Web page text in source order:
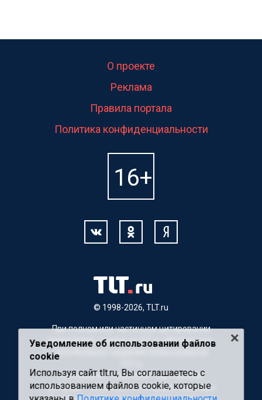
© 1998-2026, TLT.ru
О проекте
Реклама
Правила портала
Политика конфиденциальности
При полном или частичном цитировании
материалов, ссылка на TLT.ru обязательна.
Для Интернет-изданий гиперссылка на
Материалы с пометкой "Партнерский
материал" публикуются на правах рекламы.
Уведомление об использовании файлов
cookie
Используя сайт tlt.ru, Вы соглашаетесь с
использованием файлов cookie, которые